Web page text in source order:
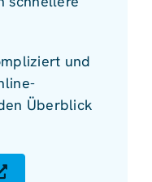
und
Überblick